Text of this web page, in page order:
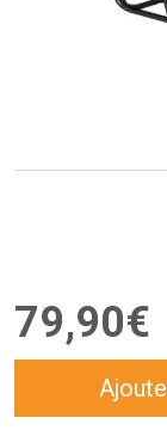
79,90€